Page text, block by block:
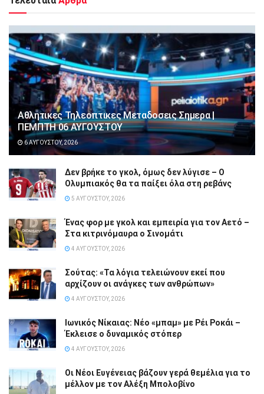
Αθλητικες Τηλεοπτικες Μεταδοσεις Σημερα |
ΠΕΜΠΤΗ 06 ΑΥΓΟΥΣΤΟΥ
6 ΑΥΓΟΎΣΤΟΥ, 2026
Δεν βρήκε το γκολ, όμως δεν λύγισε – Ο
Ολυμπιακός θα τα παίξει όλα στη ρεβάνς
5 ΑΥΓΟΎΣΤΟΥ, 2026
Ένας φορ με γκολ και εμπειρία για τον Αετό –
Στα κιτρινόμαυρα ο Σινομάτι
4 ΑΥΓΟΎΣΤΟΥ, 2026
Σούτας: «Τα λόγια τελειώνουν εκεί που
αρχίζουν οι ανάγκες των ανθρώπων»
4 ΑΥΓΟΎΣΤΟΥ, 2026
Ιωνικός Νίκαιας: Νέο «μπαμ» με Ρέι Ροκάι –
Έκλεισε ο δυναμικός στόπερ
4 ΑΥΓΟΎΣΤΟΥ, 2026
Οι Νέοι Ευγένειας βάζουν γερά θεμέλια για το
μέλλον με τον Αλέξη Μπολοβίνο